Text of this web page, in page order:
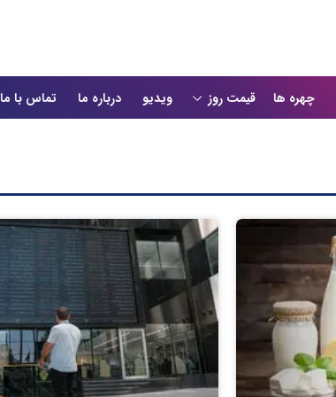
چهره ها قیمت روز ویدیو درباره ما تماس با ما